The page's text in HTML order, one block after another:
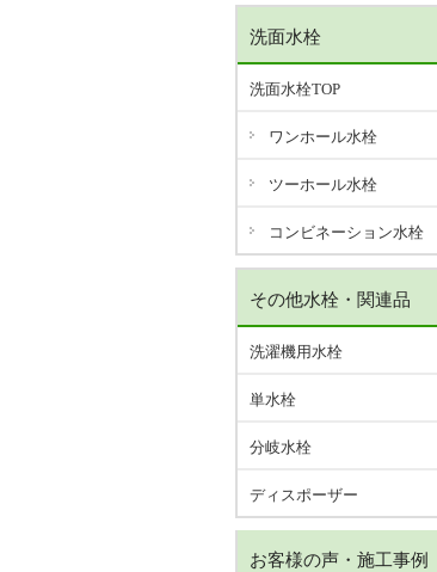
洗面水栓
洗面水栓TOP
ワンホール水栓
ツーホール水栓
コンビネーション水栓
その他水栓・関連品
洗濯機用水栓
単水栓
分岐水栓
ディスポーザー
お客様の声・施工事例